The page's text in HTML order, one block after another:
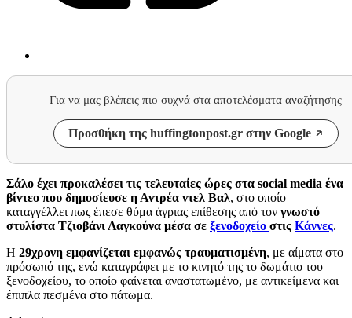
Για να μας βλέπεις πιο συχνά στα αποτελέσματα αναζήτησης
Προσθήκη της huffingtonpost.gr στην Google
Σάλο έχει προκαλέσει τις τελευταίες ώρες στα social media ένα
βίντεο που δημοσίευσε η Αντρέα ντελ Βαλ, στο οποίο
καταγγέλλει πως έπεσε θύμα άγριας επίθεσης από τον γνωστό
στυλίστα Τζιοβάνι Λαγκούνα μέσα σε ξενοδοχείο στις Κάννες.
Η 29χρονη εμφανίζεται εμφανώς τραυματισμένη, με αίματα στο
πρόσωπό της, ενώ καταγράφει με το κινητό της το δωμάτιο του
ξενοδοχείου, το οποίο φαίνεται αναστατωμένο, με αντικείμενα και
έπιπλα πεσμένα στο πάτωμα.